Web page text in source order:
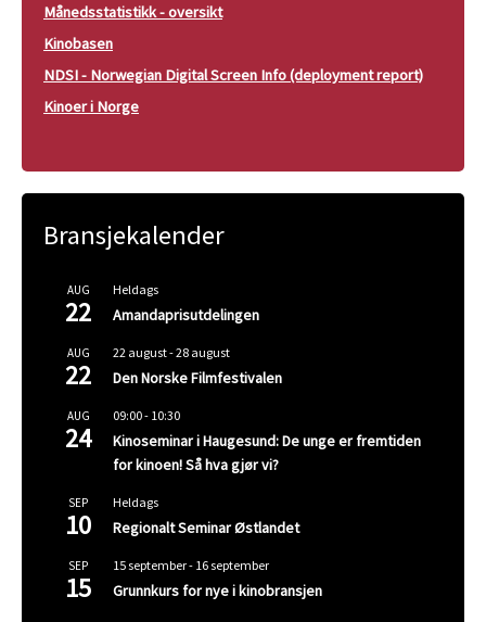
Månedsstatistikk - oversikt
Kinobasen
NDSI - Norwegian Digital Screen Info (deployment report)
Kinoer i Norge
Bransjekalender
AUG
22
Heldags
Amandaprisutdelingen
AUG
22
22 august-28 august
Den Norske Filmfestivalen
AUG
24
09:00- 10:30
Kinoseminar i Haugesund: De unge er fremtiden
for kinoen! Så hva gjør vi?
SEP
10
Heldags
Regionalt Seminar Østlandet
SEP
15
15 september- 16 september
Grunnkurs for nye i kinobransjen